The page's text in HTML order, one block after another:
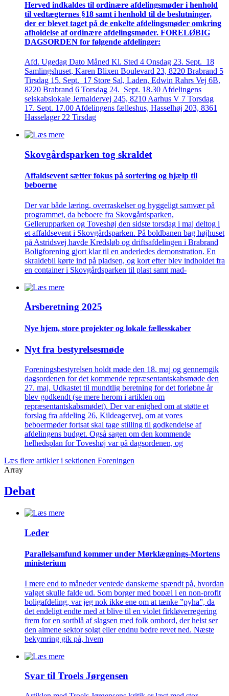
Herved indkaldes til ordinære afdelings­møder i henhold
til vedtægternes §18 samt i henhold til de beslutninger,
der er blevet taget på de enkelte afdelings­møder omkring
afholdelse af ordinære afdelings­møder. FORELØBIG
DAGSORDEN for følgende afdelinger:
Afd. Ugedag Dato Måned Kl. Sted 4 Onsdag 23. Sept. 18
Samlingshuset, Karen Blixen Boulevard 23, 8220 Brabrand 5
Tirsdag 15. Sept. 17 Store Sal, Laden, Edwin Rahrs Vej 6B,
8220 Brabrand 6 Torsdag 24. Sept. 18.30 Afdelingens
selskabslokale Jernaldervej 245, 8210 Aarhus V 7 Torsdag
17. Sept. 17.00 Afdelingens fælleshus, Hasselhøj 203, 8361
Hasselager 22 Tirsdag
Skovgårds­parken tog skraldet
Affaldsevent sætter fokus på sortering og hjælp til
beboerne
Der var både læring, overraskelser og hyggeligt samvær på
programmet, da beboere fra Skovgårdsparken,
Gellerupparken og Toveshøj den sidste torsdag i maj deltog i
et affaldsevent i Skovgårdsparken. På boldbanen bag højhuset
på Astridsvej havde Kredsløb og driftsafdelingen i Brabrand
Boligforening gjort klar til en anderledes demonstration. En
skraldebil kørte ind på pladsen, og kort efter blev indholdet fra
en container i Skovgårdsparken til plast samt mad-
Årsberetning 2025
Nye hjem, store projekter og lokale fælles­skaber
Nyt fra bestyrelsesmøde
Foreningsbestyrelsen holdt møde den 18. maj og gennemgik
dagsordenen for det kommende repræsentantskabsmøde den
27. maj. Udkastet til mundtlig beretning for det forløbne år
blev godkendt (se mere herom i artiklen om
repræsentantskabsmødet). Der var enighed om at støtte et
forslag fra afdeling 26, Kildeagervej, om at vores
beboermøder fortsat skal tage stilling til godkendelse af
afdelingens budget. Også sagen om den kommende
helhedsplan for Toveshøj var på dagsordenen, og
Læs flere artikler i sektionen Foreningen
Array
Debat
Leder
Parallelsamfund kommer under Mørklægnings-Mortens
ministerium
I mere end to måneder ventede danskerne spændt på, hvordan
valget skulle falde ud. Som borger med bopæl i en non-profit
boligafdeling, var jeg nok ikke ene om at tænke ”pyha”, da
det endeligt endte med at blive til en violet firkløverregering
frem for en sortblå af slagsen med folk ombord, der helst ser
den almene sektor solgt eller endnu bedre revet ned. Næste
bekymring gik på, hvem
Svar til Troels Jørgensen